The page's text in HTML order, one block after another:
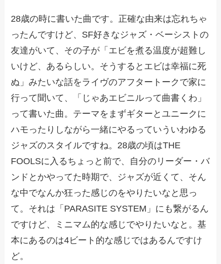
28歳の時に書いた曲です。正確な由来は忘れちゃ
ったんですけど、SF好きなジャズ・ベーシストの
友達がいて、その子が「エビを煮る温度が超難し
いけど、あるらしい。そうするとエビは幸福に死
ぬ」みたいな話をライヴのアフタートークで家に
行って聞いて、「じゃあエビニルって曲書くわ」
って書いた曲。テーマをまずギターとユニークに
ハモったりしながら一緒にやるっていういわゆる
ジャズのスタイルですね。28歳の頃はTHE
FOOLSに入るちょっと前で、自分のリーダー・バ
ンドとかやってた時期で、ジャズが近くて、そん
な中でなんか狂った感じのをやりたいなと思っ
て。それは「PARASITE SYSTEM」にも繋がるん
ですけど、ミニマム的な感じでやりたいなと。基
本にあるのは4ビート的な感じではあるんですけ
ど。